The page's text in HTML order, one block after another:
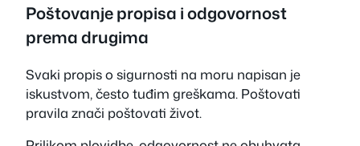
Poštovanje propisa i odgovornost
prema drugima
Svaki propis o sigurnosti na moru napisan je
iskustvom, često tuđim greškama. Poštovati
pravila znači poštovati život.